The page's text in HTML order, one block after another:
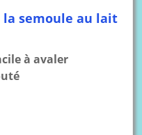
la semoule au lait
à avaler